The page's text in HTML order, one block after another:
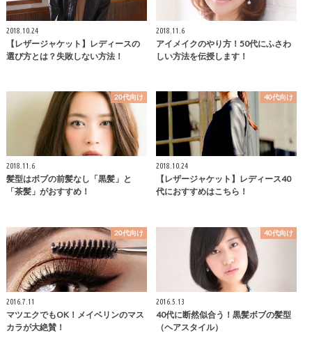
2018.10.24
【レザージャケット】レディースの
選び方とは？失敗しない方法！
2018.11.6
アイメイクのやり方！50代にふさわ
しい方法を伝授します！
20代向け
2018.11.6
髪型はボブの前髪なし「黒髪」と
「茶髪」がおすすめ！
40代向け
2018.10.24
【レザージャケット】レディース40
代におすすめはこちら！
20代向け
2016.7.11
マツエクでもOK！メイベリンのマス
カラが大絶賛！
40代向け
2016.5.13
40代に断然似合う！黒髪ボブの髪型
（ヘアスタイル）